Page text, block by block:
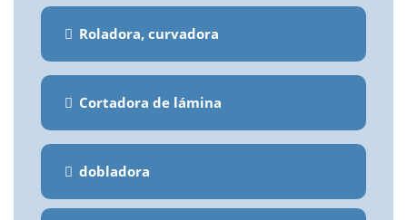
Roladora, curvadora
Cortadora de lámina
dobladora